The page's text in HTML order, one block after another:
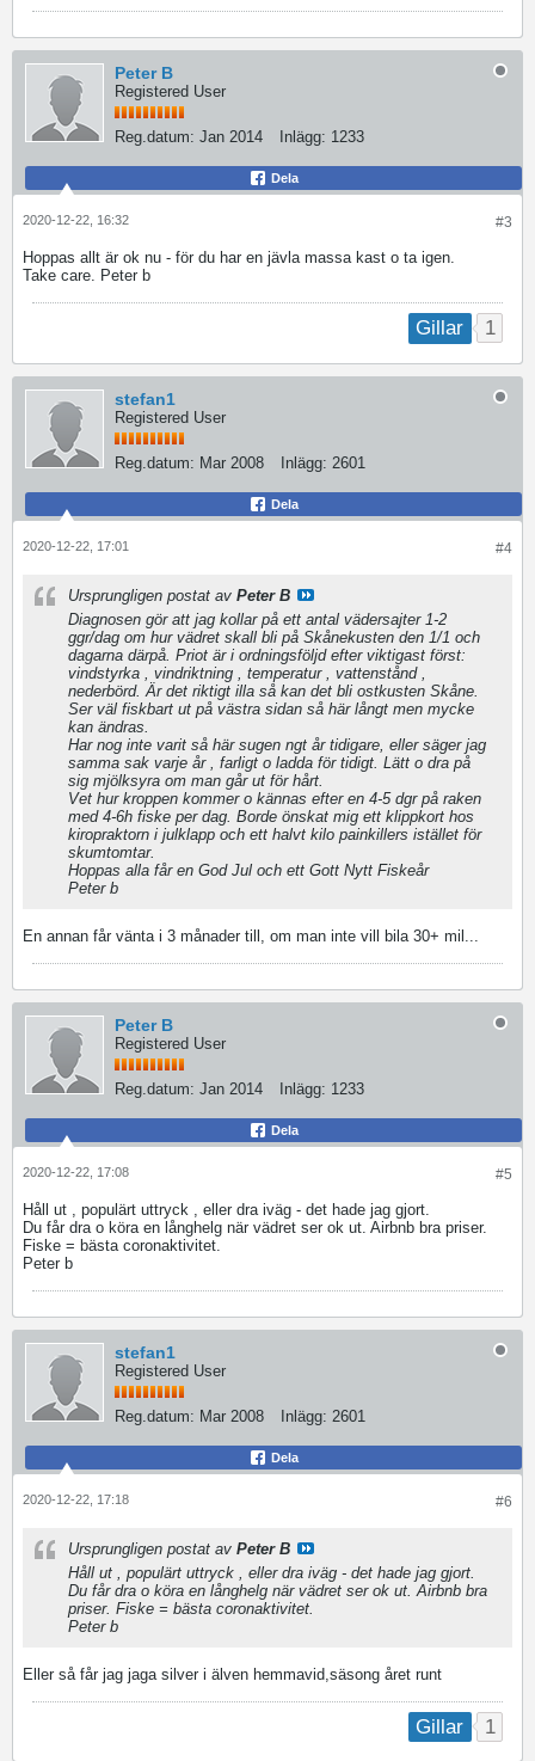
Peter B
Registered User
Reg.datum: Jan 2014 Inlägg: 1233
Dela
#3
2020-12-22, 16:32
Hoppas allt är ok nu - för du har en jävla massa kast o ta igen.
Take care. Peter b
Gillar 1
stefan1
Registered User
Reg.datum: Mar 2008 Inlägg: 2601
Dela
#4
2020-12-22, 17:01
Ursprungligen postat av Peter B
Diagnosen gör att jag kollar på ett antal vädersajter 1-2
ggr/dag om hur vädret skall bli på Skånekusten den 1/1 och
dagarna därpå. Priot är i ordningsföljd efter viktigast först:
vindstyrka , vindriktning , temperatur , vattenstånd ,
nederbörd. Är det riktigt illa så kan det bli ostkusten Skåne.
Ser väl fiskbart ut på västra sidan så här långt men mycke
kan ändras.
Har nog inte varit så här sugen ngt år tidigare, eller säger jag
samma sak varje år , farligt o ladda för tidigt. Lätt o dra på
sig mjölksyra om man går ut för hårt.
Vet hur kroppen kommer o kännas efter en 4-5 dgr på raken
med 4-6h fiske per dag. Borde önskat mig ett klippkort hos
kiropraktorn i julklapp och ett halvt kilo painkillers istället för
skumtomtar.
Hoppas alla får en God Jul och ett Gott Nytt Fiskeår
Peter b
En annan får vänta i 3 månader till, om man inte vill bila 30+ mil...
Peter B
Registered User
Reg.datum: Jan 2014 Inlägg: 1233
Dela
#5
2020-12-22, 17:08
Håll ut , populärt uttryck , eller dra iväg - det hade jag gjort.
Du får dra o köra en långhelg när vädret ser ok ut. Airbnb bra priser.
Fiske = bästa coronaktivitet.
Peter b
stefan1
Registered User
Reg.datum: Mar 2008 Inlägg: 2601
Dela
#6
2020-12-22, 17:18
Ursprungligen postat av Peter B
Håll ut , populärt uttryck , eller dra iväg - det hade jag gjort.
Du får dra o köra en långhelg när vädret ser ok ut. Airbnb bra
priser. Fiske = bästa coronaktivitet.
Peter b
Eller så får jag jaga silver i älven hemmavid,säsong året runt
Gillar 1